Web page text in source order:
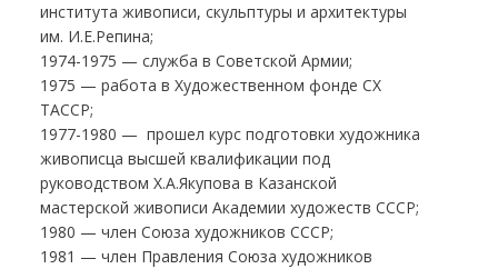
института живописи, скульптуры и архитектуры
им. И.Е.Репина;
1974-1975 — служба в Советской Армии;
1975 — работа в Художественном фонде СХ
ТАССР;
1977-1980 — прошел курс подготовки художника
живописца высшей квалификации под
руководством Х.А.Якупова в Казанской
мастерской живописи Академии художеств СССР;
1980 — член Союза художников СССР;
1981 — член Правления Союза художников